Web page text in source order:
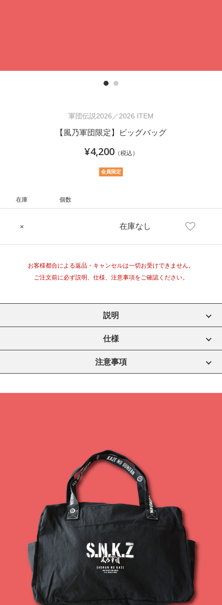
軍団伝説2026／2026 ITEM
【風乃軍団限定】ビッグバッグ
¥4,200（税込）
会員限定
在庫 個数
× 在庫なし
お客様都合による返品・キャンセルは一切お受けできません。
ご注文前に必ず説明、仕様、注意事項をご確認ください。
説明
仕様
注意事項